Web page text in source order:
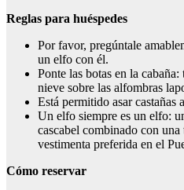
Reglas para huéspedes
Por favor, pregúntale
un elfo con él.
Ponte las botas en la
nieve sobre las alfombras
Está permitido asar castañas
Un elfo siempre es un elfo:
cascabel combinado con
vestimenta preferida en el
Cómo reservar